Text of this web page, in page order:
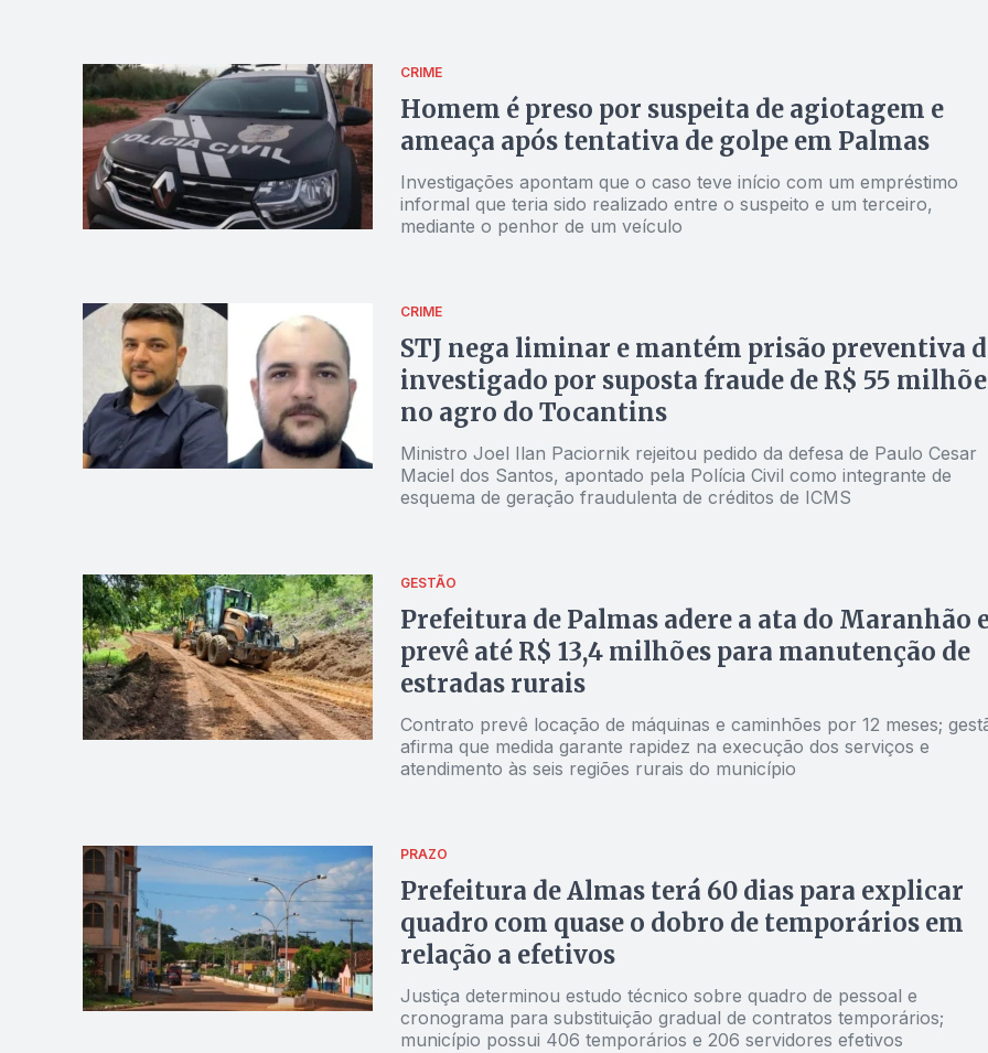
CRIME
Homem é preso por suspeita de agiotagem e
ameaça após tentativa de golpe em Palmas
Investigações apontam que o caso teve início com um empréstimo
informal que teria sido realizado entre o suspeito e um terceiro,
mediante o penhor de um veículo
CRIME
STJ nega liminar e mantém prisão preventiva
investigado por suposta fraude de R$ 55
no agro do Tocantins
Ministro Joel Ilan Paciornik rejeitou pedido da defesa de Paulo Cesar
Maciel dos Santos, apontado pela Polícia Civil como integrante de
esquema de geração fraudulenta de créditos de ICMS
GESTÃO
Prefeitura de Palmas adere a ata do Maranhão
prevê até R$ 13,4 milhões para manutenção de
estradas rurais
Contrato prevê locação de máquinas e caminhões por 12 meses;
afirma que medida garante rapidez na execução dos serviços e
atendimento às seis regiões rurais do município
PRAZO
Prefeitura de Almas terá 60 dias para explicar
quadro com quase o dobro de temporários em
relação a efetivos
Justiça determinou estudo técnico sobre quadro de pessoal e
cronograma para substituição gradual de contratos temporários;
município possui 406 temporários e 206 servidores efetivos